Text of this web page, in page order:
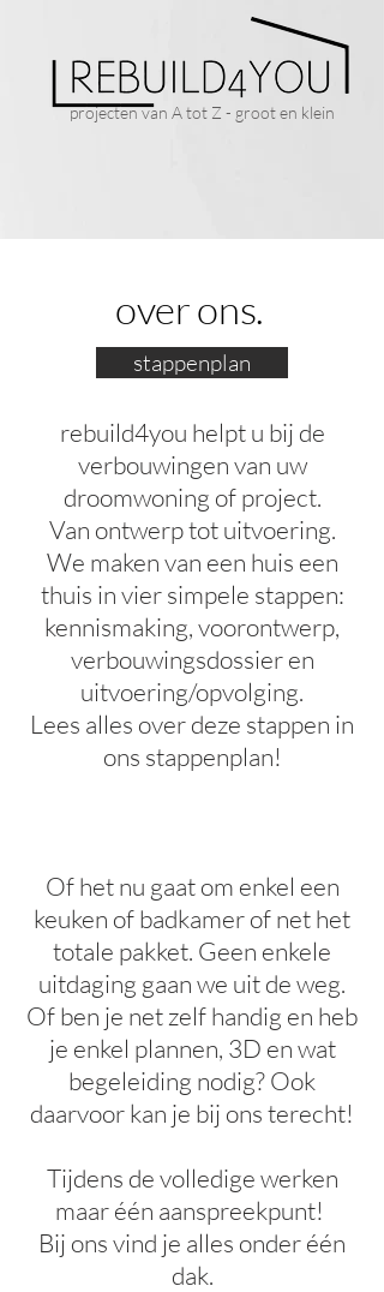
projecten van A tot Z - groot en klein
over ons.
stappenplan
rebuild4you helpt u bij de
verbouwingen van uw
droomwoning of project.
Van ontwerp tot uitvoering.
We maken van een huis een
thuis in vier simpele stappen:
kennismaking, voorontwerp,
verbouwingsdossier en
uitvoering/opvolging.
Lees alles over deze stappen in
ons stappenplan!
Of het nu gaat om enkel een
keuken of badkamer of net het
totale pakket. Geen enkele
uitdaging gaan we uit de weg.
Of ben je net zelf handig en heb
je enkel plannen, 3D en wat
begeleiding nodig? Ook
daarvoor kan je bij ons terecht!
Tijdens de volledige werken
maar één aanspreekpunt!
Bij ons vind je alles onder één
dak.